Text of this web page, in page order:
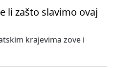
li zašto slavimo ovaj
krajevima zove i